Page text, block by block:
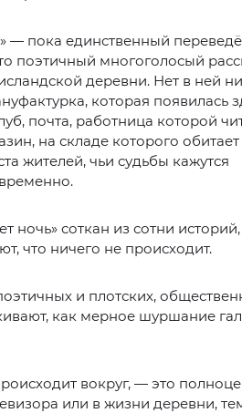
— пока единственный
поэтичный многоголосый
деревни. Нет в ней
которая появилась
почта, работница которой
на складе которого обитает
жителей, чьи судьбы кажутся
ночь» соткан из сотни
что ничего не происходит.
и плотских,
как мерное шуршание
вокруг, — это
или в жизни деревни,